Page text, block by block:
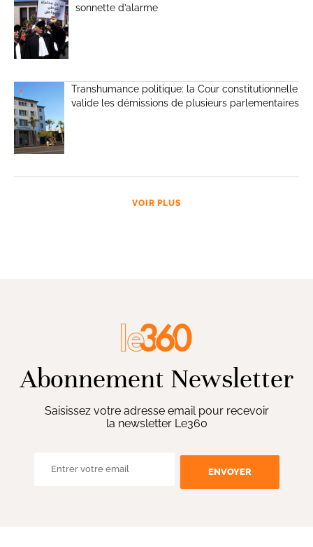
sonnette d’alarme
Transhumance politique: la Cour constitutionnelle
valide les démissions de plusieurs parlementaires
VOIR PLUS
Abonnement Newsletter
Saisissez votre adresse email pour recevoir
la newsletter Le360
ENVOYER